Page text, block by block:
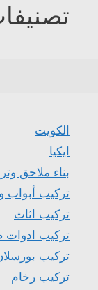
الكويت
ايكيا
بناء ملاحق
تركيب أبواب
تركيب اثاث
تركيب ادوات
تركيب
تركيب رخام